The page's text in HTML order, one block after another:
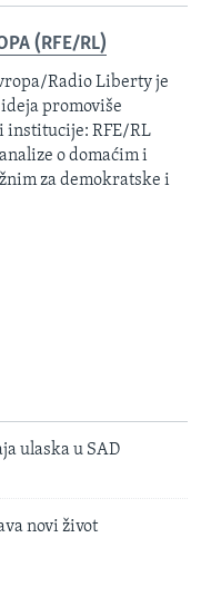
(RFE/RL)
Radio Liberty je
promoviše
institucije: RFE/RL
o domaćim i
za demokratske i
ulaska u SAD
novi život